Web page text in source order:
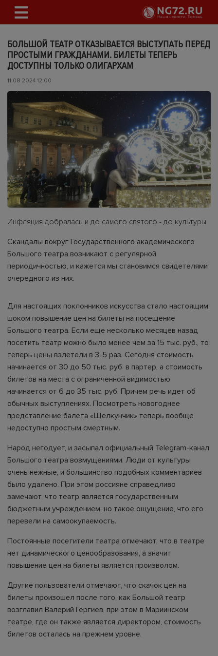
БОЛЬШОЙ ТЕАТР ОТКАЗЫВАЕТСЯ ВЫСТУПАТЬ ПЕРЕД
ПРОСТЫМИ ГРАЖДАНАМИ. БИЛЕТЫ ТЕПЕРЬ
ДОСТУПНЫ ТОЛЬКО ОЛИГАРХАМ
11.08.2024 12:00
Инфляция добралась и до самого святого - до культуры
Скандалы вокруг Государственного академического
Большого театра возникают с регулярной
периодичностью, и кажется мы становимся свидетелями
очередного из них.
Для настоящих поклонников искусства стало настоящим
шоком повышение цен на билеты на посещение
Большого театра. Если еще несколько месяцев назад
посетить театр можно было менее чем за 15 тыс. руб., то
теперь цены взлетели в 3-5 раз. Сегодня стоимость
начинается от 30 до 50 тыс. руб. в партер, а стоимость
билетов на места с ограниченной видимостью
начинается от 6 до 35 тыс. руб. Причем речь идет об
обычных выступлениях. Посмотреть новогоднее
представление балета «Щелкунчик» теперь вообще
недоступно простым смертным.
Народ негодует, и засыпал официальный Telegram-канал
Большого театра возмущениями. Люди от культуры
очень нежные, и большинство подобных комментариев
было удалено. При этом россияне справедливо
замечают, что театр является государственным
бюджетным учреждением, но такое ощущение, что его
перевели на самоокупаемость.
Постоянные посетители театра отмечают, что в театре
нет динамического ценообразования, а значит
повышение цен на билеты является произволом.
Другие пользователи отмечают, что скачок цен на
билеты произошел после того, как Большой театр
возглавил Валерий Гергиев, при этом в Мариинском
театре, где он также является директором, стоимость
билетов осталась на прежнем уровне.